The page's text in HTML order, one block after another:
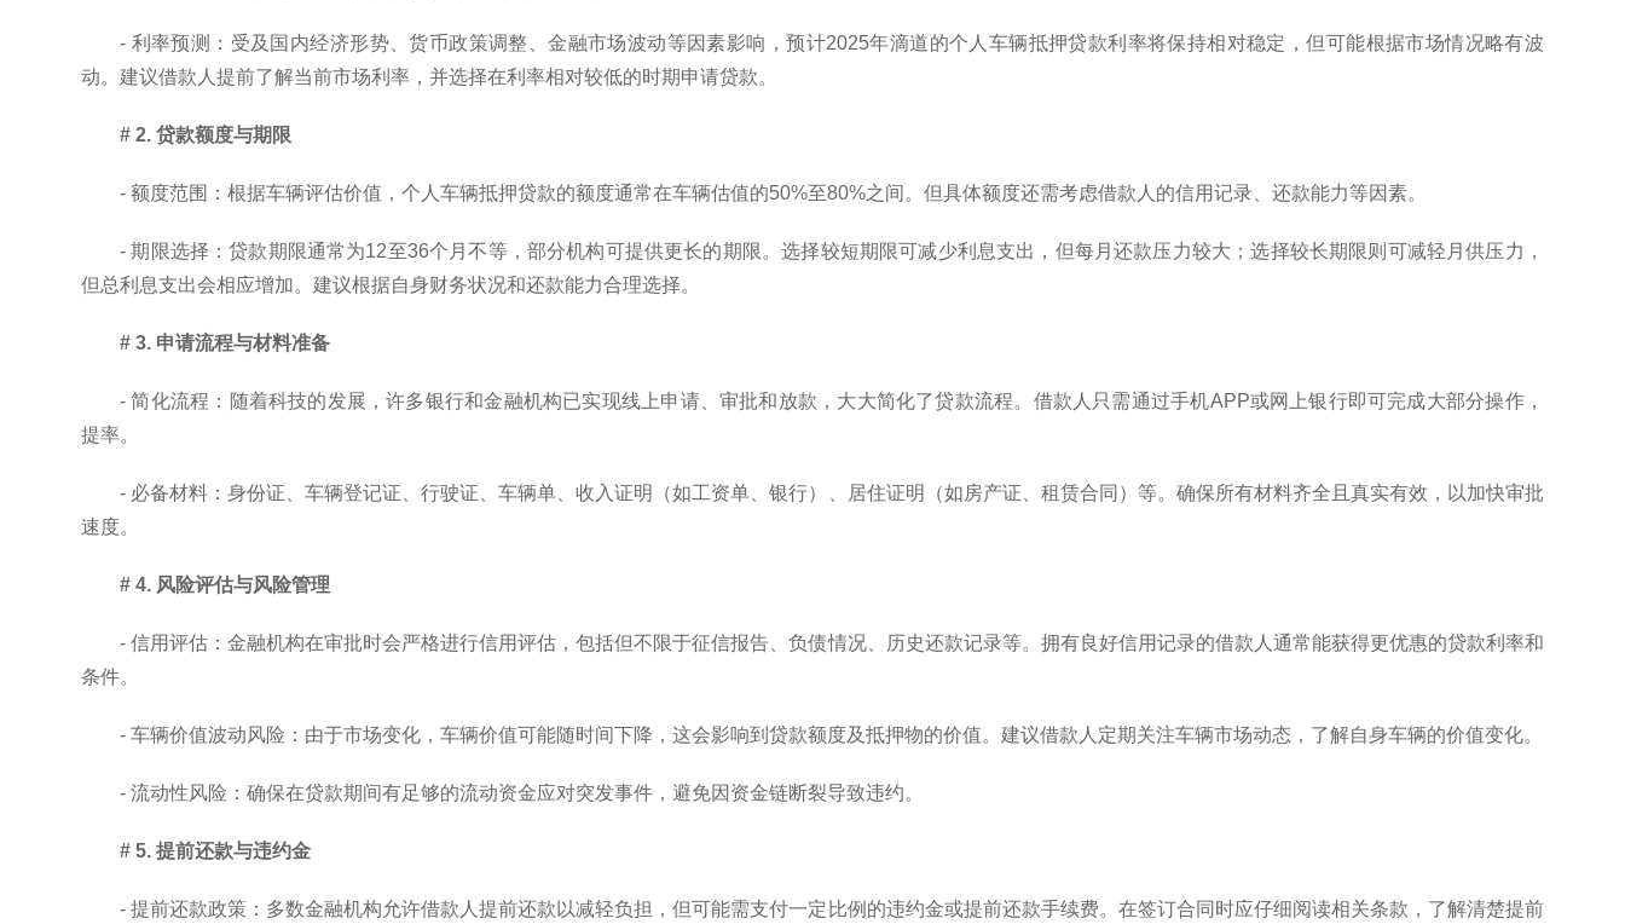
- 利率预测：受及国内经济形势、货币政策调整、金融市场波动等因素影响，预计2025年滴道的个人车辆抵押贷款利率将保持相对稳定，但可能根据市场情况略有波
动。建议借款人提前了解当前市场利率，并选择在利率相对较低的时期申请贷款。
# 2. 贷款额度与期限
- 额度范围：根据车辆评估价值，个人车辆抵押贷款的额度通常在车辆估值的50%至80%之间。但具体额度还需考虑借款人的信用记录、还款能力等因素。
- 期限选择：贷款期限通常为12至36个月不等，部分机构可提供更长的期限。选择较短期限可减少利息支出，但每月还款压力较大；选择较长期限则可减轻月供压力，
但总利息支出会相应增加。建议根据自身财务状况和还款能力合理选择。
# 3. 申请流程与材料准备
- 简化流程：随着科技的发展，许多银行和金融机构已实现线上申请、审批和放款，大大简化了贷款流程。借款人只需通过手机APP或网上银行即可完成大部分操作，
提率。
- 必备材料：身份证、车辆登记证、行驶证、车辆单、收入证明（如工资单、银行）、居住证明（如房产证、租赁合同）等。确保所有材料齐全且真实有效，以加快审批
速度。
# 4. 风险评估与风险管理
- 信用评估：金融机构在审批时会严格进行信用评估，包括但不限于征信报告、负债情况、历史还款记录等。拥有良好信用记录的借款人通常能获得更优惠的贷款利率和
条件。
- 车辆价值波动风险：由于市场变化，车辆价值可能随时间下降，这会影响到贷款额度及抵押物的价值。建议借款人定期关注车辆市场动态，了解自身车辆的价值变化。
- 流动性风险：确保在贷款期间有足够的流动资金应对突发事件，避免因资金链断裂导致违约。
# 5. 提前还款与违约金
- 提前还款政策：多数金融机构允许借款人提前还款以减轻负担，但可能需支付一定比例的违约金或提前还款手续费。在签订合同时应仔细阅读相关条款，了解清楚提前